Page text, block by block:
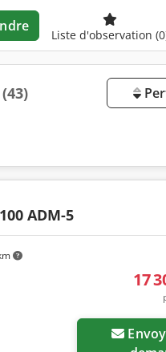
Liste d'observation
(43)
ADM-5
17